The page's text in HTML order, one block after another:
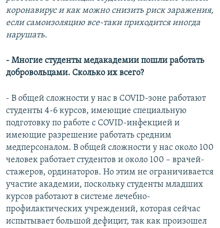
коронавирус и как можно снизить риск заражения,
если самоизоляцию все-таки приходится иногда
нарушать.
- Многие студенты медакадемии пошли работать
добровольцами. Сколько их всего?
- В общей сложности у нас в COVID-зоне работают
студенты 4-6 курсов, имеющие специальную
подготовку по работе с COVID-инфекцией и
имеющие разрешение работать средним
медперсоналом. В общей сложности у нас около 100
человек работает студентов и около 100 – врачей-
стажеров, ординаторов. Но этим не ограничивается
участие академии, поскольку студенты младших
курсов работают в системе лечебно-
профилактических учреждений, которая сейчас
испытывает большой дефицит, так как произошел